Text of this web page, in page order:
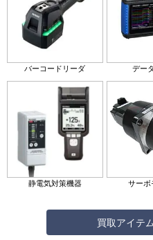
バーコードリーダ デー
静電気対策機器 サーボ
買取アイテ